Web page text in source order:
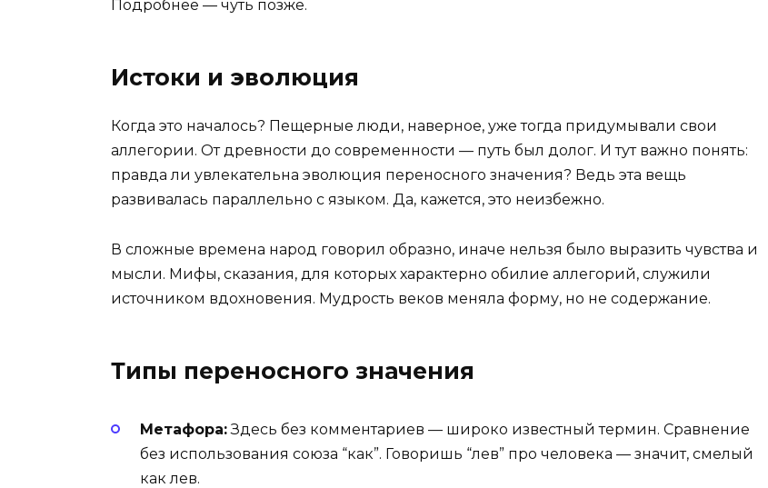
Подробнее — чуть позже.
Истоки и эволюция
Когда это началось? Пещерные люди, наверное, уже тогда придумывали свои
аллегории. От древности до современности — путь был долог. И тут важно понять:
правда ли увлекательна эволюция переносного значения? Ведь эта вещь
развивалась параллельно с языком. Да, кажется, это неизбежно.
В сложные времена народ говорил образно, иначе нельзя было выразить чувства и
мысли. Мифы, сказания, для которых характерно обилие аллегорий, служили
источником вдохновения. Мудрость веков меняла форму, но не содержание.
Типы переносного значения
Метафора:Здесь без комментариев — широко известный термин. Сравнение
без использования союза “как”. Говоришь “лев” про человека — значит, смелый
как лев.